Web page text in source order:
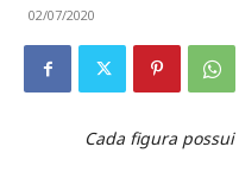
02/07/2020
Cada figura